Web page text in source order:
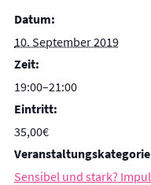
Datum:
10. September 2019
Zeit:
19:00–21:00
Eintritt:
35,00€
Sensibel und stark?